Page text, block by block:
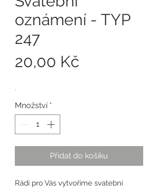
oznámení - TYP
247
20,00 Kč
.
Množství *
Přidat do košíku
Rádi pro Vás vytvoříme svatební